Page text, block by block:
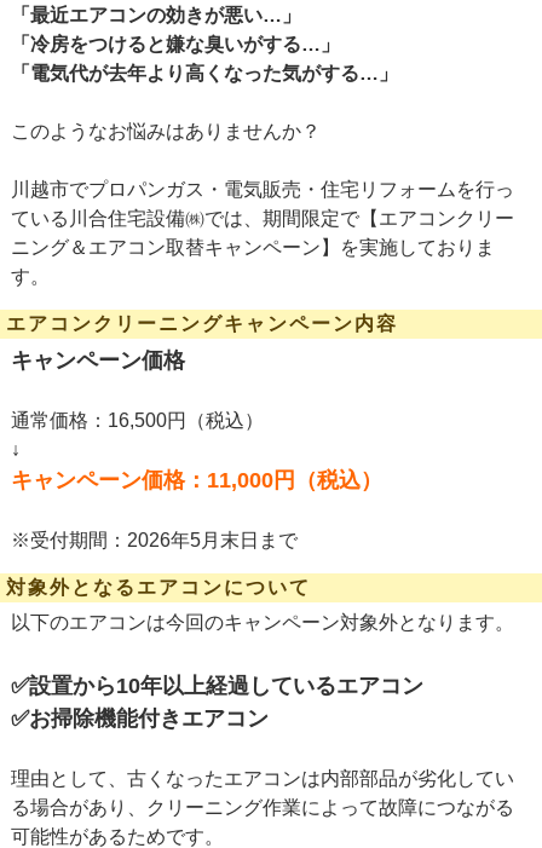
「最近エアコンの効きが悪い…」
「冷房をつけると嫌な臭いがする…」
「電気代が去年より高くなった気がする…」
このようなお悩みはありませんか？
川越市でプロパンガス・電気販売・住宅リフォームを行っ
ている川合住宅設備㈱では、期間限定で【エアコンクリー
ニング＆エアコン取替キャンペーン】を実施しておりま
す。
エアコンクリーニングキャンペーン内容
キャンペーン価格
通常価格：16,500円（税込）
↓
キャンペーン価格：11,000円（税込）
※受付期間：2026年5月末日まで
対象外となるエアコンについて
以下のエアコンは今回のキャンペーン対象外となります。
✅設置から10年以上経過しているエアコン
✅お掃除機能付きエアコン
理由として、古くなったエアコンは内部部品が劣化してい
る場合があり、クリーニング作業によって故障につながる
可能性があるためです。